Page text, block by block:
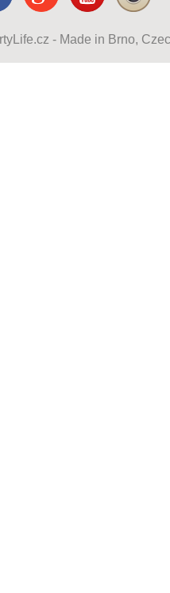
- Made in Brno,